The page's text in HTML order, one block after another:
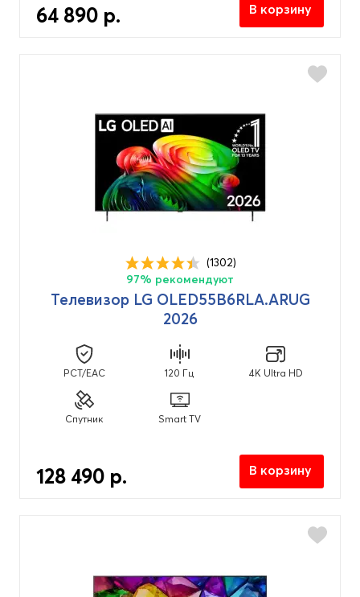
64 890 р. В корзину
(1302)
97% рекомендуют
Телевизор LG OLED55B6RLA.ARUG
2026
PCT/EAC 120 Гц 4K Ultra HD
Спутник Smart TV
128 490 р. В корзину